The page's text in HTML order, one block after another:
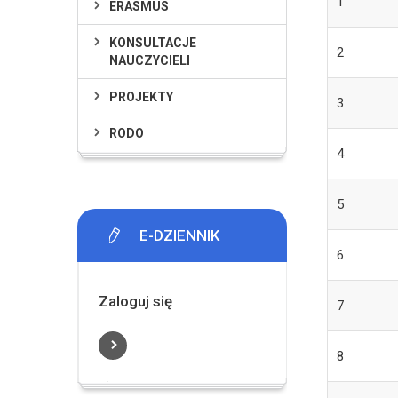
2
3
4
5
6
7
8
ERASMUS
KONSULTACJE
NAUCZYCIELI
PROJEKTY
RODO
E-DZIENNIK
Zaloguj się